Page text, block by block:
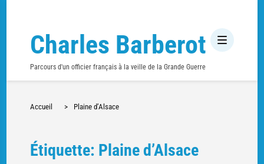
Charles Barberot
Parcours d'un officier français à la veille de la Grande Guerre
Accueil > Plaine d’Alsace
Étiquette: Plaine d’Alsace